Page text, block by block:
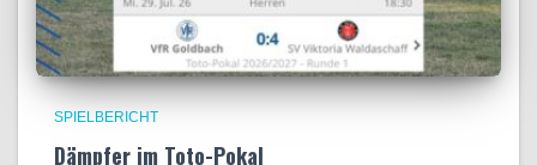
SPIELBERICHT
Dämpfer im Toto-Pokal